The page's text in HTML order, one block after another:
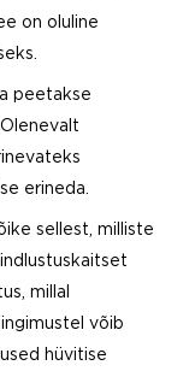
on oluline
peetakse
erineda.
sellest, milliste
millal
võib
hüvitise